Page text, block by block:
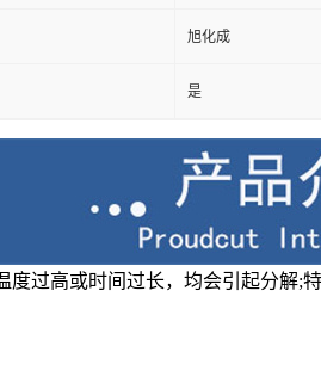
旭化成
是
度过高或时间过长，均会引起分解;